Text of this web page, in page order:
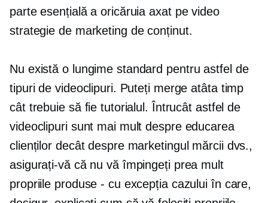
parte esențială a oricăruiaaxat pe video
strategie de marketing de conținut.
Nu există o lungime standard pentru astfel de
tipuri de videoclipuri. Puteți merge atâta timp
cât trebuie să fie tutorialul. Întrucât astfel de
videoclipuri sunt mai mult despre educarea
clienților decât despre marketingul mărcii dvs.,
asigurați-vă că nu vă împingeți prea mult
propriile produse - cu excepția cazului în care,